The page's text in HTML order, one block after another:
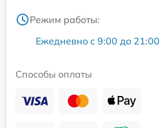
Режим работы:
Ежедневно с 9:00 до 21:00
Способы оплаты